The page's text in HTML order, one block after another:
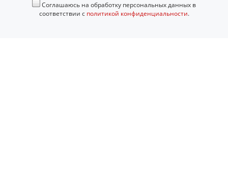
Соглашаюсь на обработку персональных данных в
соответствии с политикой конфиденциальности.